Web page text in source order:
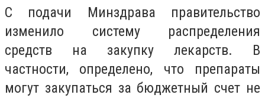
С подачи Минздрава правительство
изменило систему распределения
средств на закупку лекарств. В
частности, определено, что препараты
могут закупаться за бюджетный счет не